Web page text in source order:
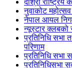
दोश्रो
नुवाकोट
नेपाल आयल
न्यूस्टार क्लबको
प्रतिनिधि सभा
परिणाम
प्रतिनिधि सभा
प्रतिनिधिसभा